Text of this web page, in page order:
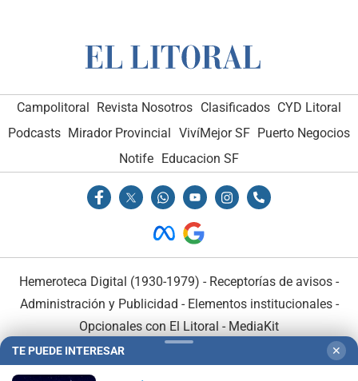
Campolitoral Revista Nosotros Clasificados CYD Litoral
Podcasts Mirador Provincial VivíMejor SF Puerto Negocios
Notife Educacion SF
Hemeroteca Digital (1930-1979) - Receptorías de avisos -
Administración y Publicidad - Elementos institucionales-
Opcionales con El Litoral - MediaKit
TE PUEDE INTERESAR ✕